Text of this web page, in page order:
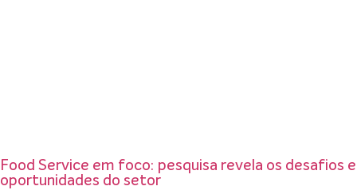
Food Service em foco: pesquisa revela os desafios e
oportunidades do setor